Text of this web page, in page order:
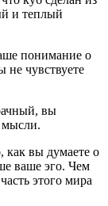
и теплый
понимание о
не чувствуете
вы
мысли.
как вы думаете о
ваше эго. Чем
этого мира